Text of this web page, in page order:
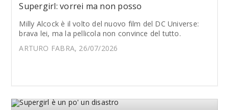
Supergirl: vorrei ma non posso
Milly Alcock è il volto del nuovo film del DC Universe:
brava lei, ma la pellicola non convince del tutto.
ARTURO FABRA, 26/07/2026